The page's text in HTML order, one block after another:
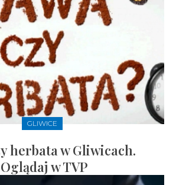
GLIWICE
herbata w Gliwicach.
Oglądaj w TVP